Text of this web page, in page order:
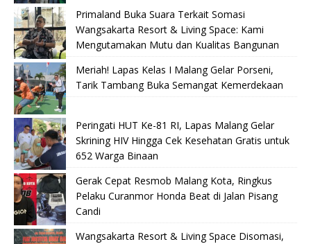
Primaland Buka Suara Terkait Somasi
Wangsakarta Resort & Living Space: Kami
Mengutamakan Mutu dan Kualitas Bangunan
Meriah! Lapas Kelas I Malang Gelar Porseni,
Tarik Tambang Buka Semangat Kemerdekaan
Peringati HUT Ke-81 RI, Lapas Malang Gelar
Skrining HIV Hingga Cek Kesehatan Gratis untuk
652 Warga Binaan
Gerak Cepat Resmob Malang Kota, Ringkus
Pelaku Curanmor Honda Beat di Jalan Pisang
Candi
Wangsakarta Resort & Living Space Disomasi,